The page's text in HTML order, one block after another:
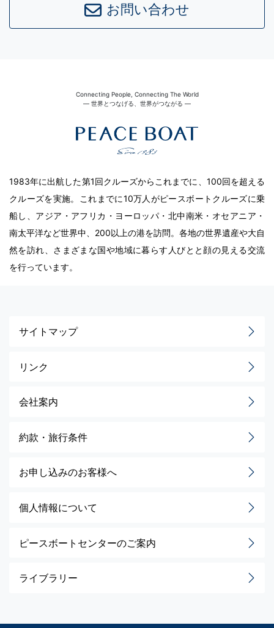
お問い合わせ
Connecting People, Connecting The World
― 世界とつなげる、世界がつながる ―
1983年に出航した第1回クルーズからこれまでに、100回を超える
クルーズを実施。これまでに10万人がピースボートクルーズに乗
船し、アジア・アフリカ・ヨーロッパ・北中南米・オセアニア・
南太平洋など世界中、200以上の港を訪問。各地の世界遺産や大自
然を訪れ、さまざまな国や地域に暮らす人びとと顔の見える交流
を行っています。
サイトマップ
リンク
会社案内
約款・旅行条件
お申し込みのお客様へ
個人情報について
ピースボートセンターのご案内
ライブラリー